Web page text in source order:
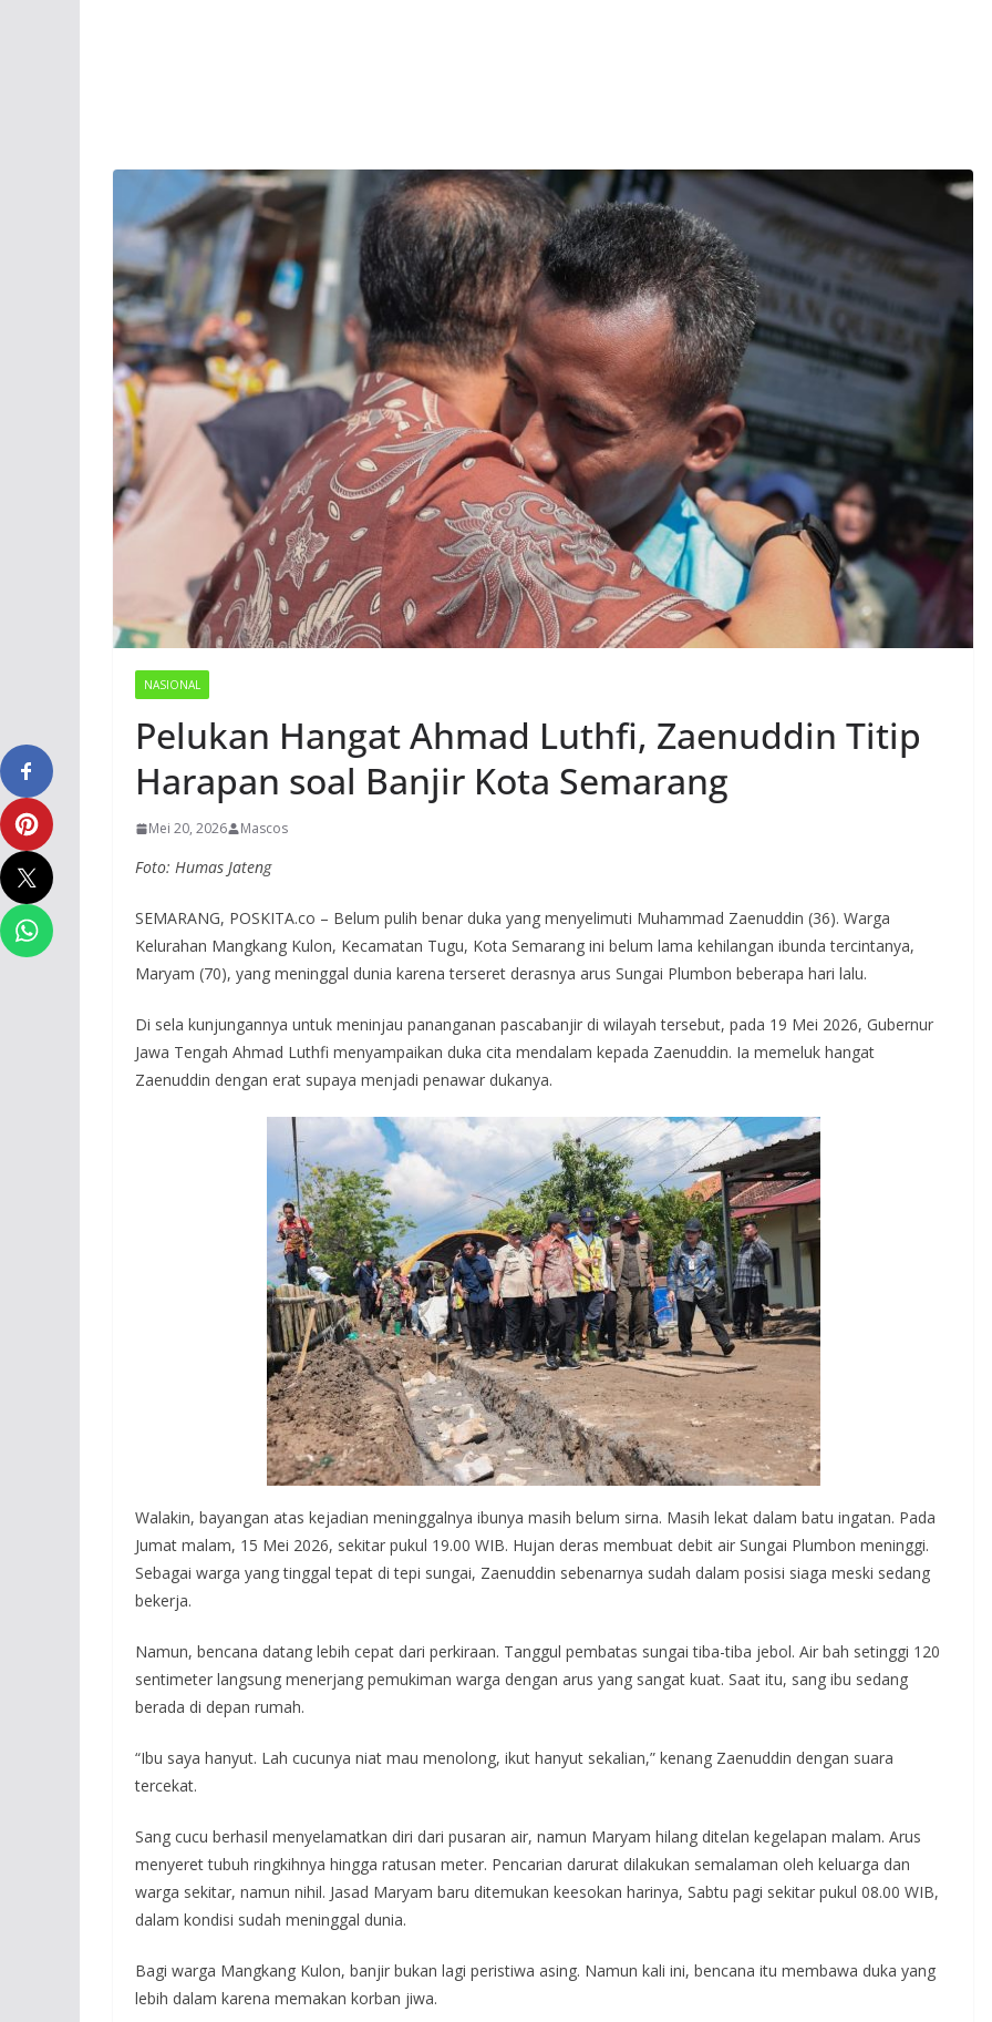
NASIONAL
Pelukan Hangat Ahmad Luthfi, Zaenuddin Titip
Harapan soal Banjir Kota Semarang
Mei 20, 2026 Mascos
Foto: Humas Jateng
SEMARANG, POSKITA.co – Belum pulih benar duka yang menyelimuti Muhammad Zaenuddin (36). Warga
Kelurahan Mangkang Kulon, Kecamatan Tugu, Kota Semarang ini belum lama kehilangan ibunda tercintanya,
Maryam (70), yang meninggal dunia karena terseret derasnya arus Sungai Plumbon beberapa hari lalu.
Di sela kunjungannya untuk meninjau pananganan pascabanjir di wilayah tersebut, pada 19 Mei 2026, Gubernur
Jawa Tengah Ahmad Luthfi menyampaikan duka cita mendalam kepada Zaenuddin. Ia memeluk hangat
Zaenuddin dengan erat supaya menjadi penawar dukanya.
Walakin, bayangan atas kejadian meninggalnya ibunya masih belum sirna. Masih lekat dalam batu ingatan. Pada
Jumat malam, 15 Mei 2026, sekitar pukul 19.00 WIB. Hujan deras membuat debit air Sungai Plumbon meninggi.
Sebagai warga yang tinggal tepat di tepi sungai, Zaenuddin sebenarnya sudah dalam posisi siaga meski sedang
bekerja.
Namun, bencana datang lebih cepat dari perkiraan. Tanggul pembatas sungai tiba-tiba jebol. Air bah setinggi 120
sentimeter langsung menerjang pemukiman warga dengan arus yang sangat kuat. Saat itu, sang ibu sedang
berada di depan rumah.
“Ibu saya hanyut. Lah cucunya niat mau menolong, ikut hanyut sekalian,” kenang Zaenuddin dengan suara
tercekat.
Sang cucu berhasil menyelamatkan diri dari pusaran air, namun Maryam hilang ditelan kegelapan malam. Arus
menyeret tubuh ringkihnya hingga ratusan meter. Pencarian darurat dilakukan semalaman oleh keluarga dan
warga sekitar, namun nihil. Jasad Maryam baru ditemukan keesokan harinya, Sabtu pagi sekitar pukul 08.00 WIB,
dalam kondisi sudah meninggal dunia.
Bagi warga Mangkang Kulon, banjir bukan lagi peristiwa asing. Namun kali ini, bencana itu membawa duka yang
lebih dalam karena memakan korban jiwa.